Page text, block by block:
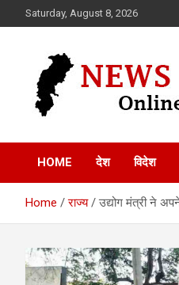
to
Saturday, August 8, 2026
News 36
HOME देश विदेश
Home राज्य उद्योग मंत्री ने